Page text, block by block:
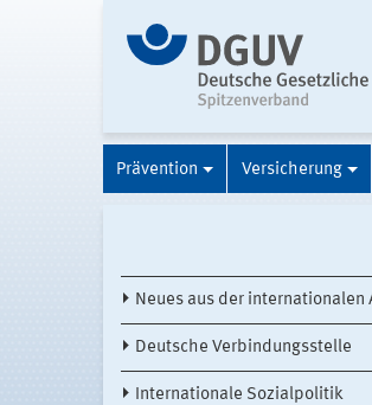
Prävention Versicherung
Neues aus der internationalen
Deutsche Verbindungsstelle
Internationale Sozialpolitik